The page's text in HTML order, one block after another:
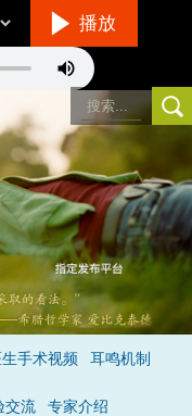
播放
以听到耳鸣。
生手术视频 耳鸣机制
交流 专家介绍